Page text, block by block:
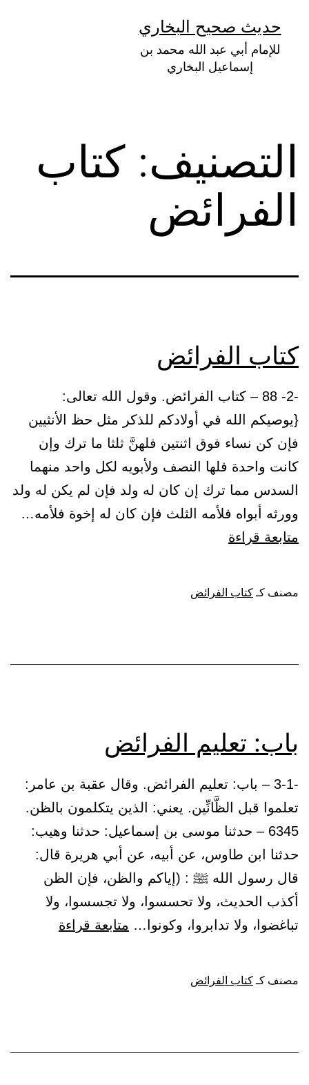
المحتوى
حديث صحيح البخاري
للإمام أبي عبد الله محمد بن
إسماعيل البخاري
التصنيف:كتاب
الفرائض
كتاب الفرائض
-2- 88 – كتاب الفرائض. وقول الله تعالى:
{يوصيكم الله في أولادكم للذكر مثل حظ الأنثيين
فإن كن نساء فوق اثنتين فلهنَّ ثلثا ما ترك وإن
كانت واحدة فلها النصف ولأبويه لكل واحد منهما
السدس مما ترك إن كان له ولد فإن لم يكن له ولد
وورثه أبواه فلأمه الثلث فإن كان له إخوة فلأمه…
متابعة قراءة
مصنف كـكتاب الفرائض
باب: تعليم الفرائض
-3-1 – باب: تعليم الفرائض. وقال عقبة بن عامر:
تعلموا قبل الظَّانِّين. يعني: الذين يتكلمون بالظن.
6345 – حدثنا موسى بن إسماعيل: حدثنا وهيب:
حدثنا ابن طاوس، عن أبيه، عن أبي هريرة قال:
قال رسول الله ﷺ : (إياكم والظن، فإن الظن
أكذب الحديث، ولا تحسسوا، ولا تجسسوا، ولا
تباغضوا، ولا تدابروا، وكونوا… متابعة قراءة
مصنف كـكتاب الفرائض